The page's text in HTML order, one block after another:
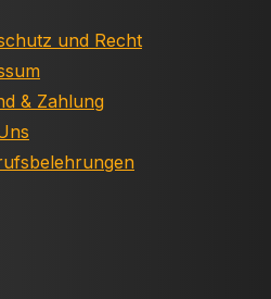
und Recht
& Zahlung